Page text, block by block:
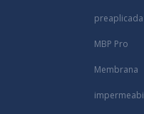
preaplicada
MBP Pro
Membrana
impermeabi